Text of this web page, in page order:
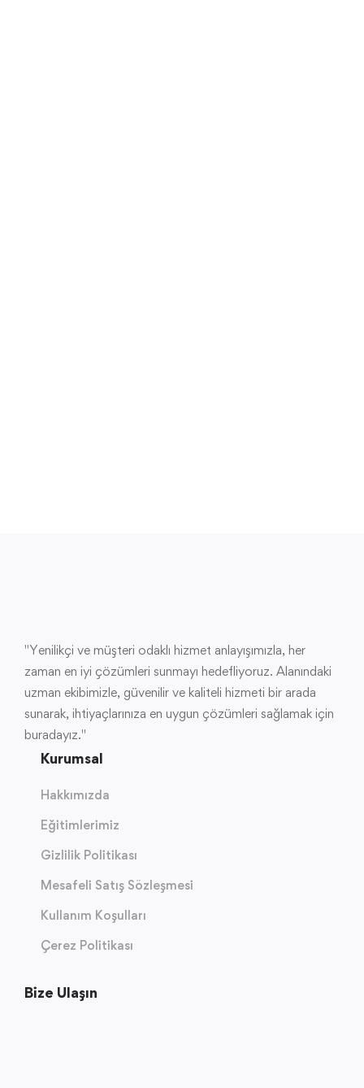
"Yenilikçi ve müşteri odaklı hizmet anlayışımızla, her
zaman en iyi çözümleri sunmayı hedefliyoruz. Alanındaki
uzman ekibimizle, güvenilir ve kaliteli hizmeti bir arada
sunarak, ihtiyaçlarınıza en uygun çözümleri sağlamak için
buradayız."
Kurumsal
Hakkımızda
Eğitimlerimiz
Gizlilik Politikası
Mesafeli Satış Sözleşmesi
Kullanım Koşulları
Çerez Politikası
Bize Ulaşın